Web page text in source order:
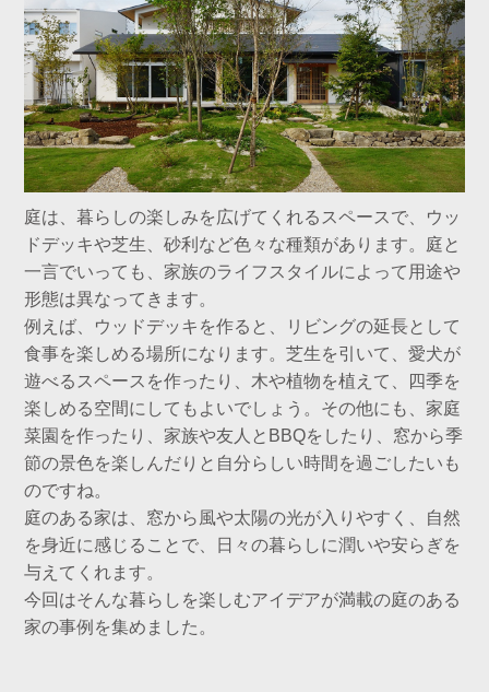
庭は、暮らしの楽しみを広げてくれるスペースで、ウッ
ドデッキや芝生、砂利など色々な種類があります。庭と
一言でいっても、家族のライフスタイルによって用途や
形態は異なってきます。
例えば、ウッドデッキを作ると、リビングの延長として
食事を楽しめる場所になります。芝生を引いて、愛犬が
遊べるスペースを作ったり、木や植物を植えて、四季を
楽しめる空間にしてもよいでしょう。その他にも、家庭
菜園を作ったり、家族や友人とBBQをしたり、窓から季
節の景色を楽しんだりと自分らしい時間を過ごしたいも
のですね。
庭のある家は、窓から風や太陽の光が入りやすく、自然
を身近に感じることで、日々の暮らしに潤いや安らぎを
与えてくれます。
今回はそんな暮らしを楽しむアイデアが満載の庭のある
家の事例を集めました。